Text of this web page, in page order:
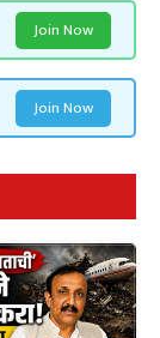
Join Now
Join Now